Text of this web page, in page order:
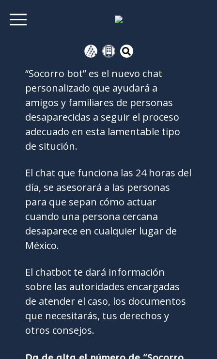
“Socorro bot” es el nuevo chat
personalizado que ayudará a
amigos y familiares de personas
desaparecidas a seguir el proceso
adecuado en esta lamentable tipo
de situción.
El chat que funciona las 24 horas del
día, se asesorará a las personas
para que sepan cómo actuar
cuando una persona cercana
desaparece en cualquier lugar de
México.
El chatbot te dará información
sobre las autoridades encargadas
de atender el caso, los documentos
que necesitarás, tus derechos y
otros consejos.